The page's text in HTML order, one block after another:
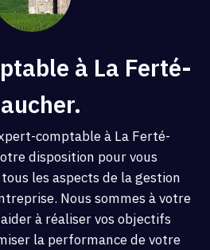
à La Ferté-
comptable à La Ferté-
disposition pour vous
les aspects de la gestion
Nous sommes à votre
à réaliser vos objectifs
la performance de votre